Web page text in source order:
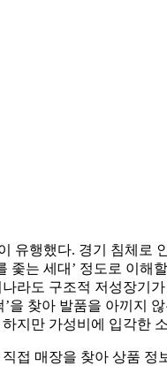
유행했다. 경기 침체
좇는 세대’ 정도로 이
도 구조적 저성장기
’을 찾아 발품을 아끼
지만 가성비에 입각한
접 매장을 찾아 상품